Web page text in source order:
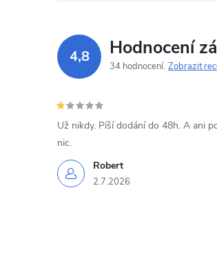
4,8 Hodnocení
34 hodnocení Zobrazit
Robert
2.7.2026
Už nikdy. Píší dodání do 48h. A ani
nic.